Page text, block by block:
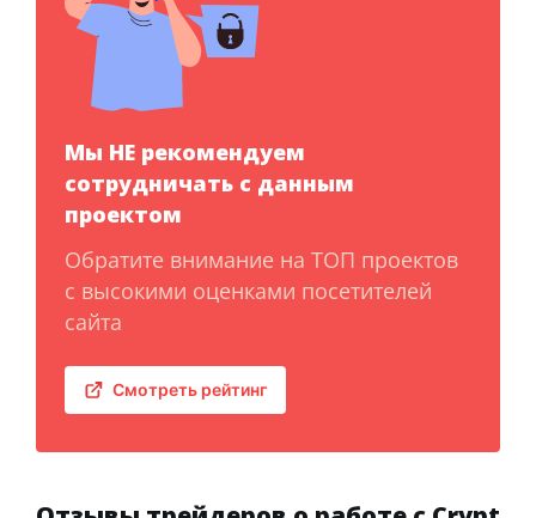
Мы НЕ рекомендуем
сотрудничать с данным
проектом
Обратите внимание на ТОП проектов
с высокими оценками посетителей
сайта
Смотреть рейтинг